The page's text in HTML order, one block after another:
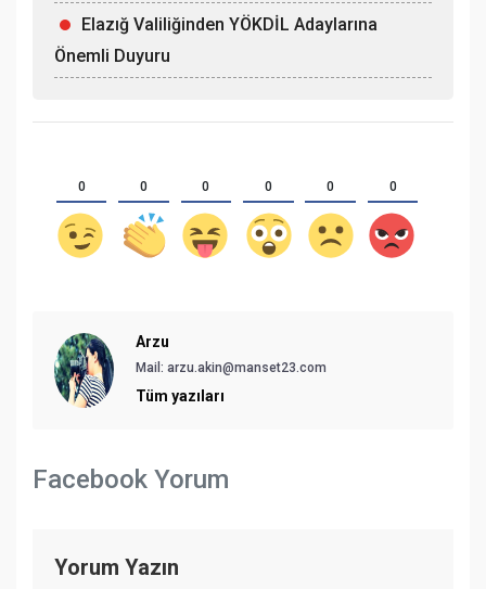
Elazığ Valiliğinden YÖKDİL Adaylarına
Önemli Duyuru
0 0 0 0 0 0
Arzu
Mail: arzu.akin@manset23.com
Tüm yazıları
Facebook Yorum
Yorum Yazın